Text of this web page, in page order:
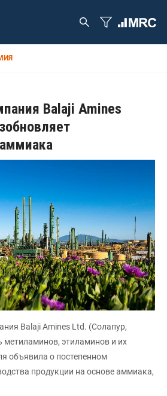
Balaji Amines
Balaji Amines Ltd. (Солапур,
метиламинов, этиламинов и их
объявила о постепенном
продукции на основе аммиака,